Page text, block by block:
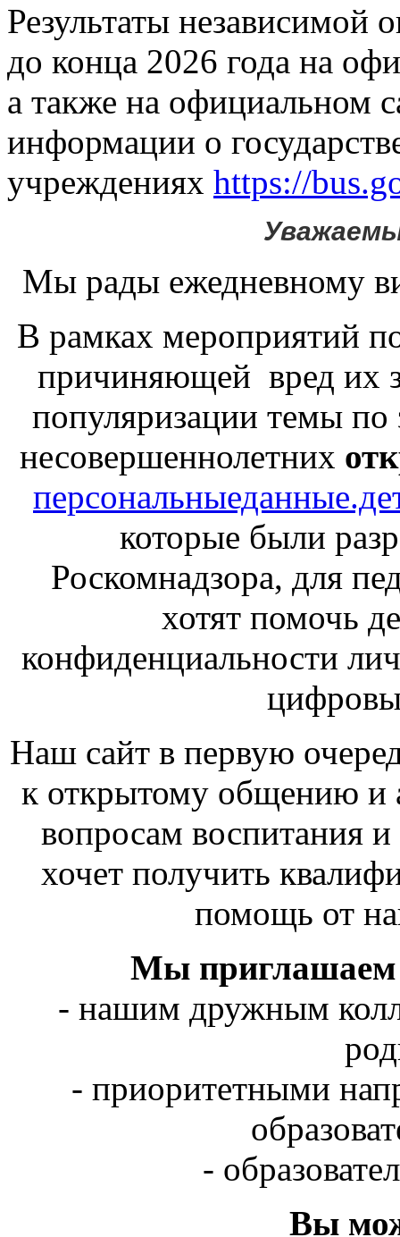
Результаты независимой
до конца 2026 года на
а также на официальном
информации о
учреждениях https://
Мы рады ежедневному
В рамках мероприятий
причиняющей вред их
популяризации темы
несовершеннолетних
которые были
Роскомнадзора, для
хотят помочь
конфиденциальности
Наш сайт в первую
к открытому общению и
вопросам воспитания и
хочет получить
помощь от
Мы приглашаем
- нашим дружным
- приоритетными
-
Вы